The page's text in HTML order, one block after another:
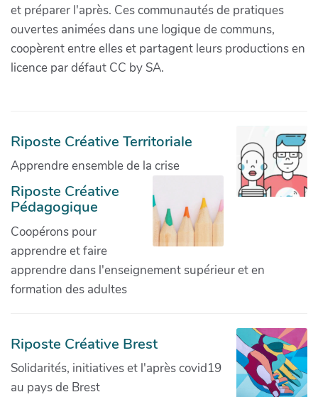
et préparer l'après. Ces communautés de pratiques
ouvertes animées dans une logique de communs,
coopèrent entre elles et partagent leurs productions en
licence par défaut CC by SA.
Riposte Créative Territoriale
Apprendre ensemble de la crise
Riposte Créative
Pédagogique
Coopérons pour
apprendre et faire
apprendre dans l'enseignement supérieur et en
formation des adultes
Riposte Créative Brest
Solidarités, initiatives et l'après covid19
au pays de Brest